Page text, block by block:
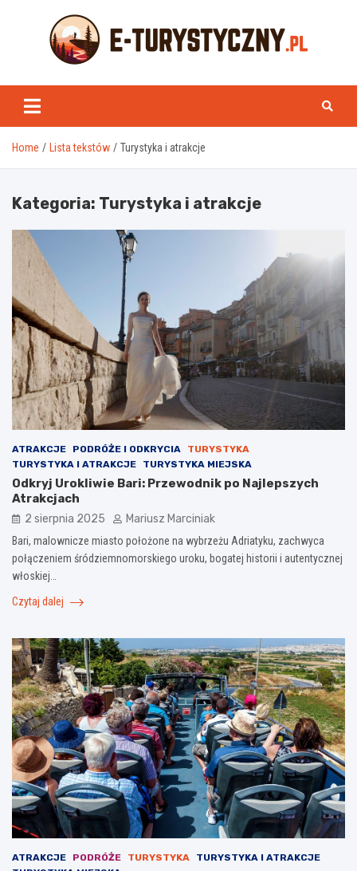
e-turystyczny.pl
Home Lista tekstów Turystyka i atrakcje
Kategoria: Turystyka i atrakcje
ATRAKCJE PODRÓŻE I ODKRYCIA
TURYSTYKA
TURYSTYKA I ATRAKCJE
TURYSTYKA MIEJSKA
Odkryj Urokliwie Bari: Przewodnik po Najlepszych
Atrakcjach
2 sierpnia 2025 Mariusz Marciniak
Bari, malownicze miasto położone na wybrzeżu Adriatyku, zachwyca
połączeniem śródziemnomorskiego uroku, bogatej historii i autentycznej
włoskiej…
Czytaj dalej
ATRAKCJE PODRÓŻE TURYSTYKA
TURYSTYKA I ATRAKCJE